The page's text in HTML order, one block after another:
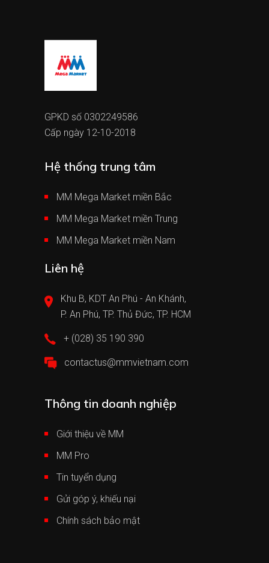
GPKD số 0302249586
Cấp ngày 12-10-2018
Hệ thống trung tâm
MM Mega Market miền Bắc
MM Mega Market miền Trung
MM Mega Market miền Nam
Liên hệ
Khu B, KDT An Phú - An Khánh,
P. An Phú, TP. Thủ Đức, TP. HCM
+ (028) 35 190 390
contactus@mmvietnam.com
Thông tin doanh nghiệp
Giới thiệu về MM
MM Pro
Tin tuyển dụng
Gửi góp ý, khiếu nại
Chính sách bảo mật